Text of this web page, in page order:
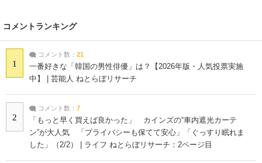
コメントランキング
1
コメント数： 21
一番好きな「韓国の男性俳優」は？【2026年版・人気投票実施
中】 | 芸能人 ねとらぼリサーチ
2
コメント数： 7
「もっと早く買えば良かった」 カインズの“車内遮光カーテ
ン”が大人気 「プライバシーも保てて安心」「ぐっすり眠れま
した」（2/2） | ライフ ねとらぼリサーチ：2ページ目